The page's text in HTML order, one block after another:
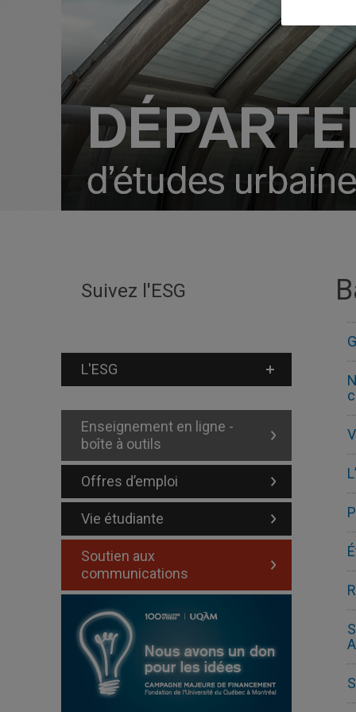
Suivez l'ESG
L'ESG
Enseignement en ligne -
boîte à outils
Offres d’emploi
Vie étudiante
Soutien aux
communications